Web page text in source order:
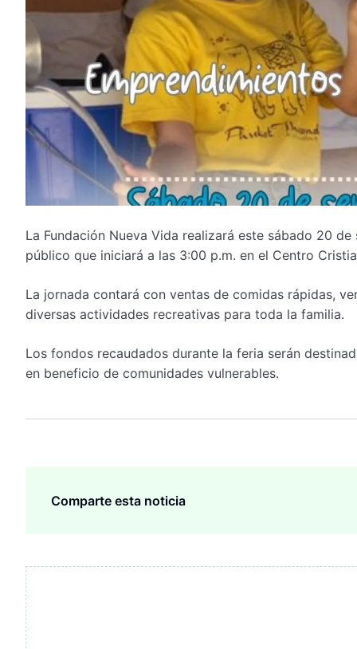
La Fundación Nueva Vida realizará este sábado 20
público que iniciará a las 3:00 p.m. en el Centro
La jornada contará con ventas de comidas rápidas,
diversas actividades recreativas para toda la familia.
Los fondos recaudados durante la feria serán
en beneficio de comunidades vulnerables.
Comparte esta noticia